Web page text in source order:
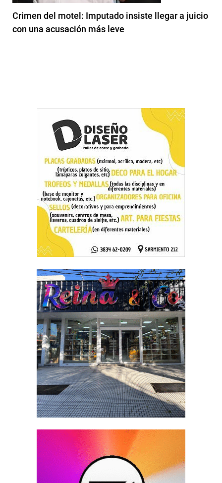
Crimen del motel: Imputado insiste llegar a juicio
con una acusación más leve